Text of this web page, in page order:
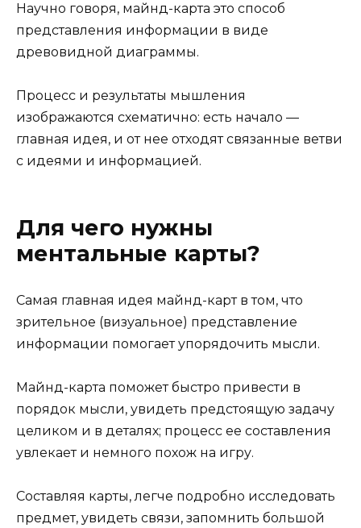
Научно говоря, майнд-карта это способ
представления информации в виде
древовидной диаграммы.
Процесс и результаты мышления
изображаются схематично: есть начало —
главная идея, и от нее отходят связанные ветви
с идеями и информацией.
Для чего нужны
ментальные карты?
Самая главная идея майнд-карт в том, что
зрительное (визуальное) представление
информации помогает упорядочить мысли.
Майнд-карта поможет быстро привести в
порядок мысли, увидеть предстоящую задачу
целиком и в деталях; процесс ее составления
увлекает и немного похож на игру.
Составляя карты, легче подробно исследовать
предмет, увидеть связи, запомнить большой